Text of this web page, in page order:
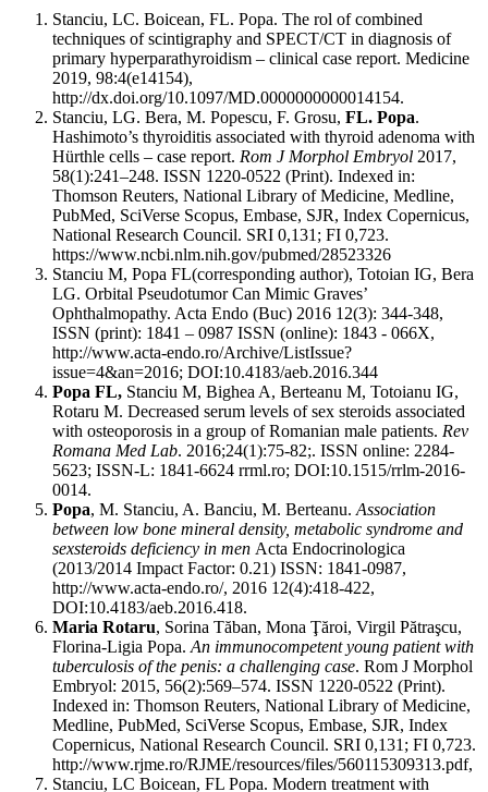
Stanciu, LC. Boicean, FL. Popa. The rol of combined
techniques of scintigraphy and SPECT/CT in diagnosis of
primary hyperparathyroidism – clinical case report. Medicine
2019, 98:4(e14154),
http://dx.doi.org/10.1097/MD.0000000000014154.
Stanciu, LG. Bera, M. Popescu, F. Grosu, FL. Popa.
Hashimoto’s thyroiditis associated with thyroid adenoma with
Hürthle cells – case report. Rom J Morphol Embryol 2017,
58(1):241–248. ISSN 1220-0522 (Print). Indexed in:
Thomson Reuters, National Library of Medicine, Medline,
PubMed, SciVerse Scopus, Embase, SJR, Index Copernicus,
National Research Council. SRI 0,131; FI 0,723.
https://www.ncbi.nlm.nih.gov/pubmed/28523326
Stanciu M, Popa FL(corresponding author), Totoian IG, Bera
LG. Orbital Pseudotumor Can Mimic Graves’
Ophthalmopathy. Acta Endo (Buc) 2016 12(3): 344-348,
ISSN (print): 1841 – 0987 ISSN (online): 1843 - 066X,
http://www.acta-endo.ro/Archive/ListIssue?
issue=4&an=2016; DOI:10.4183/aeb.2016.344
Popa FL, Stanciu M, Bighea A, Berteanu M, Totoianu IG,
Rotaru M. Decreased serum levels of sex steroids associated
with osteoporosis in a group of Romanian male patients. Rev
Romana Med Lab. 2016;24(1):75-82;. ISSN online: 2284-
5623; ISSN-L: 1841-6624 rrml.ro; DOI:10.1515/rrlm-2016-
0014.
Popa, M. Stanciu, A. Banciu, M. Berteanu. Association
between low bone mineral density, metabolic syndrome and
sexsteroids deficiency in men Acta Endocrinologica
(2013/2014 Impact Factor: 0.21) ISSN: 1841-0987,
http://www.acta-endo.ro/, 2016 12(4):418-422,
DOI:10.4183/aeb.2016.418.
Maria Rotaru, Sorina Tăban, Mona Ţăroi, Virgil Pătraşcu,
Florina-Ligia Popa. An immunocompetent young patient with
tuberculosis of the penis: a challenging case. Rom J Morphol
Embryol: 2015, 56(2):569–574. ISSN 1220-0522 (Print).
Indexed in: Thomson Reuters, National Library of Medicine,
Medline, PubMed, SciVerse Scopus, Embase, SJR, Index
Copernicus, National Research Council. SRI 0,131; FI 0,723.
http://www.rjme.ro/RJME/resources/files/560115309313.pdf,
Stanciu, LC Boicean, FL Popa. Modern treatment with